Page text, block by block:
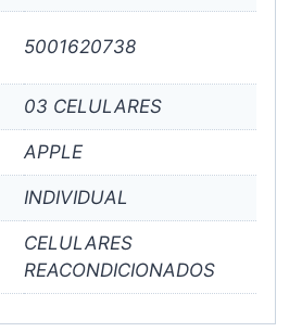
5001620738
03 CELULARES
APPLE
INDIVIDUAL
CELULARES
REACONDICIONADOS